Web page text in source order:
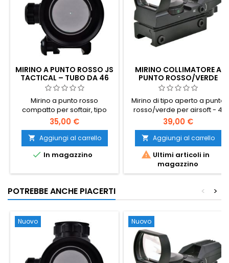
MIRINO A PUNTO ROSSO JS
TACTICAL – TUBO DA 46
MM, INGRANDIMENTO 1×,
ATTACCO PICATINNY
Mirino a punto rosso
compatto per softair, tipo
tubolare (JS Tactical JS-
1X46GRD). Tubo obiettivo da
46 mm, ingrandimento 1×,
diverse impostazioni di
luminosità, attacco Picatinny
qualsiasi guida da 20 mm. Il
affidabile per potenziare un
fucile con mirini meccanici e
rapida del...
35,00 €
 Aggiungi al carrello
 In magazzino
MIRINO COLLIMATORE A
PUNTO ROSSO/VERDE
AIRSOFT DI TIPO APERTO
Mirino di tipo aperto a punto
rosso/verde per airsoft - 4
modelli, 2 colori
39,00 €
 Aggiungi al carrello
 Ultimi articoli in
magazzino
POTREBBE ANCHE PIACERTI >
<
Nuovo Nuovo